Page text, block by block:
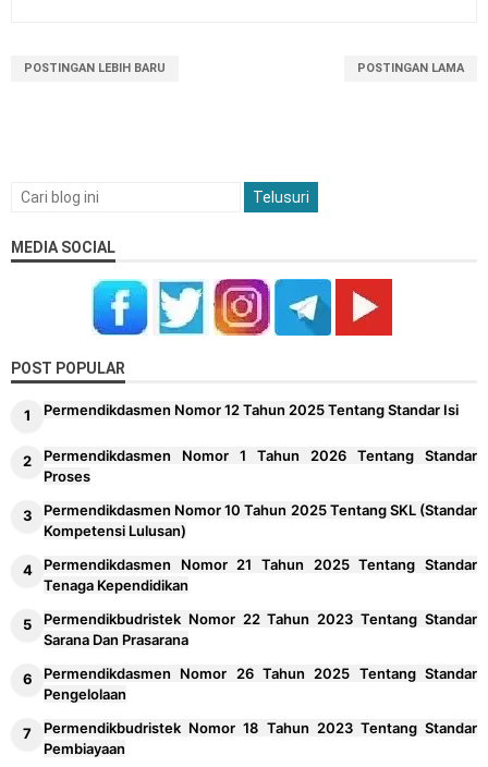
POSTINGAN LEBIH BARU POSTINGAN LAMA
MEDIA SOCIAL
POST POPULAR
Permendikdasmen Nomor 12 Tahun 2025 Tentang Standar Isi
Permendikdasmen Nomor 1 Tahun 2026 Tentang Standar
Proses
Permendikdasmen Nomor 10 Tahun 2025 Tentang SKL (Standar
Kompetensi Lulusan)
Permendikdasmen Nomor 21 Tahun 2025 Tentang Standar
Tenaga Kependidikan
Permendikbudristek Nomor 22 Tahun 2023 Tentang Standar
Sarana Dan Prasarana
Permendikdasmen Nomor 26 Tahun 2025 Tentang Standar
Pengelolaan
Permendikbudristek Nomor 18 Tahun 2023 Tentang Standar
Pembiayaan